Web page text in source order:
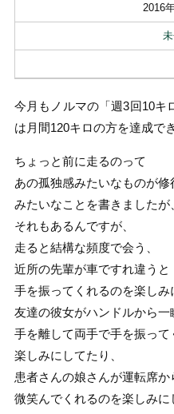
2016
今月もノルマの「週3回10キ
は月間120キロの方を達成で
ちょっと前に走るのって
あの孤独感みたいなものが修
みたいなことを書きましたが
それもあるんですが、
走ると結構な頻度で会う、
近所の先輩が車ですれ違うと
手を振ってくれるのを楽しみ
友達の彼女がハンドルから一
手を離して両手で手を振って
楽しみにしてたり、
患者さんの娘さんが運転席か
微笑んでくれるのを楽しみに